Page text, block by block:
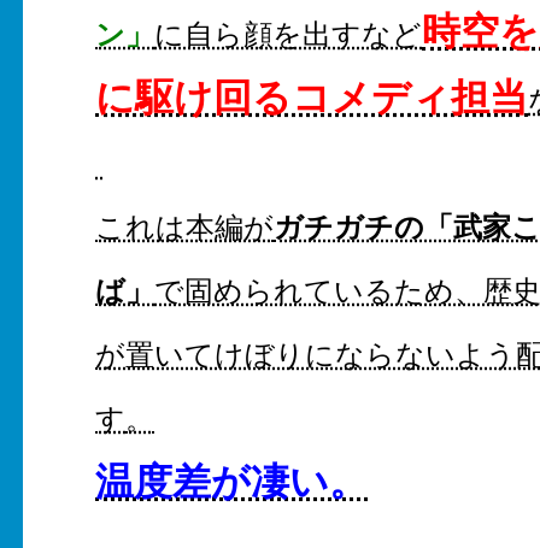
ン」 に自ら顔を出すなど時空
に駆け回るコメディ担当
これは本編がガチガチの「武家
ば」 で固められているため、歴
が置いてけぼりにならないよう
す。
温度差が凄い。